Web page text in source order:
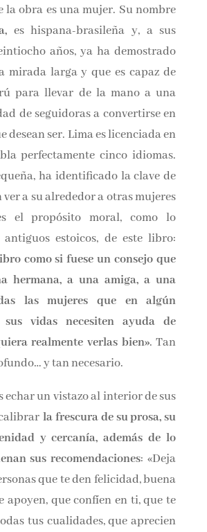
obra es una mujer. Su nombre
es hispana-brasileña y, a sus
años, ya ha demostrado
mirada larga y que es capaz de
para llevar de la mano a una
de seguidoras a convertirse
que desean ser. Lima es
y habla perfectamente
Desde bien pequeña, ha
de su felicidad en ver a su
mujeres felices. Tal es el
como lo definirían los
de este libro: «Escribí este
un consejo que le daría a
a una amiga, a una madre, a
que en algún momento de sus
ayuda de alguien que quiera
necesario.
echar un vistazo al interior de
calibrarla frescura de su
amenidad y cercanía,
bien que resuenan sus
: «Deja en tu vida a personas